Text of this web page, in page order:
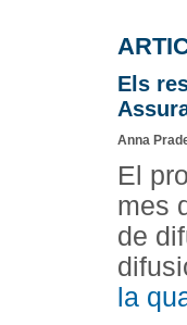
Els
Anna
El
mes
de
la